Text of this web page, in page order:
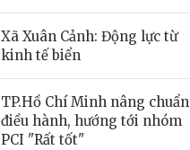
Xã Xuân Cảnh: Động lực từ
kinh tế biển
TP.Hồ Chí Minh nâng chuẩn
điều hành, hướng tới nhóm
PCI "Rất tốt"